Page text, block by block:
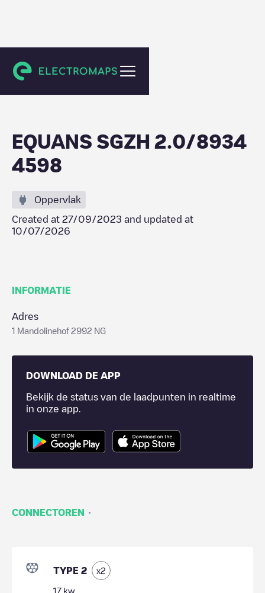
Barendrecht
EQUANS SGZH 2.0/8934
4598
Oppervlak
Created at 27/09/2023 and updated at
10/07/2026
INFORMATIE
Adres
1 Mandolinehof 2992 NG
DOWNLOAD DE APP
Bekijk de status van de laadpunten in realtime
in onze app.
CONNECTOREN ·
TYPE 2 x2
17 kw